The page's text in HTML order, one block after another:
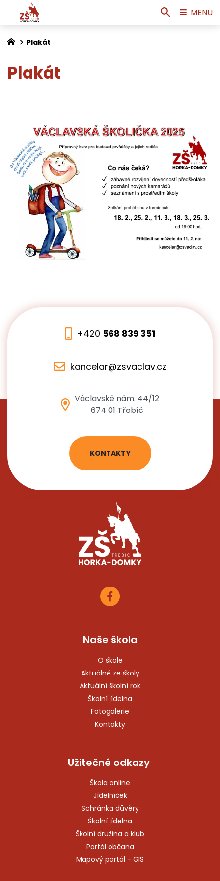
Plakát
Plakát
+420 568 839 351
kancelar@zsvaclav.cz
Václavské nám. 44/12
674 01 Třebíč
KONTAKTY
Naše škola
O škole
Aktuálně ze školy
Aktuální školní rok
Školní jídelna
Fotogalerie
Kontakty
Užitečné odkazy
Škola online
Jídelníček
Schránka důvěry
Školní jídelna
Školní družina a klub
Portál občana
Mapový portál - GIS
MENU